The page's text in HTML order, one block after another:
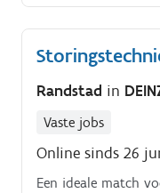
Randstad in
Vaste jobs
Online sinds 26
Een ideale match